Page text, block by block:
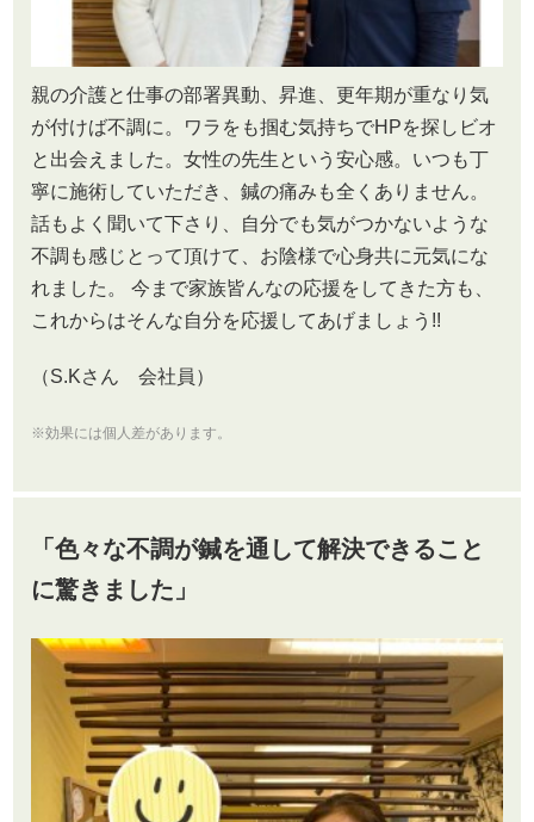
親の介護と仕事の部署異動、昇進、更年期が重なり気
が付けば不調に。ワラをも掴む気持ちでHPを探しビオ
と出会えました。女性の先生という安心感。いつも丁
寧に施術していただき、鍼の痛みも全くありません。
話もよく聞いて下さり、自分でも気がつかないような
不調も感じとって頂けて、お陰様で心身共に元気にな
れました。 今まで家族皆んなの応援をしてきた方も、
これからはそんな自分を応援してあげましょう!!
（S.Kさん 会社員）
※効果には個人差があります。
「 色々な不調が鍼を通して解決できること
に驚きました 」